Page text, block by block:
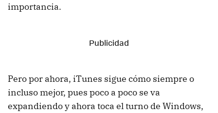
importancia.
Pero por ahora, iTunes sigue cómo siempre o
incluso mejor, pues poco a poco se va
expandiendo y ahora toca el turno de Windows,